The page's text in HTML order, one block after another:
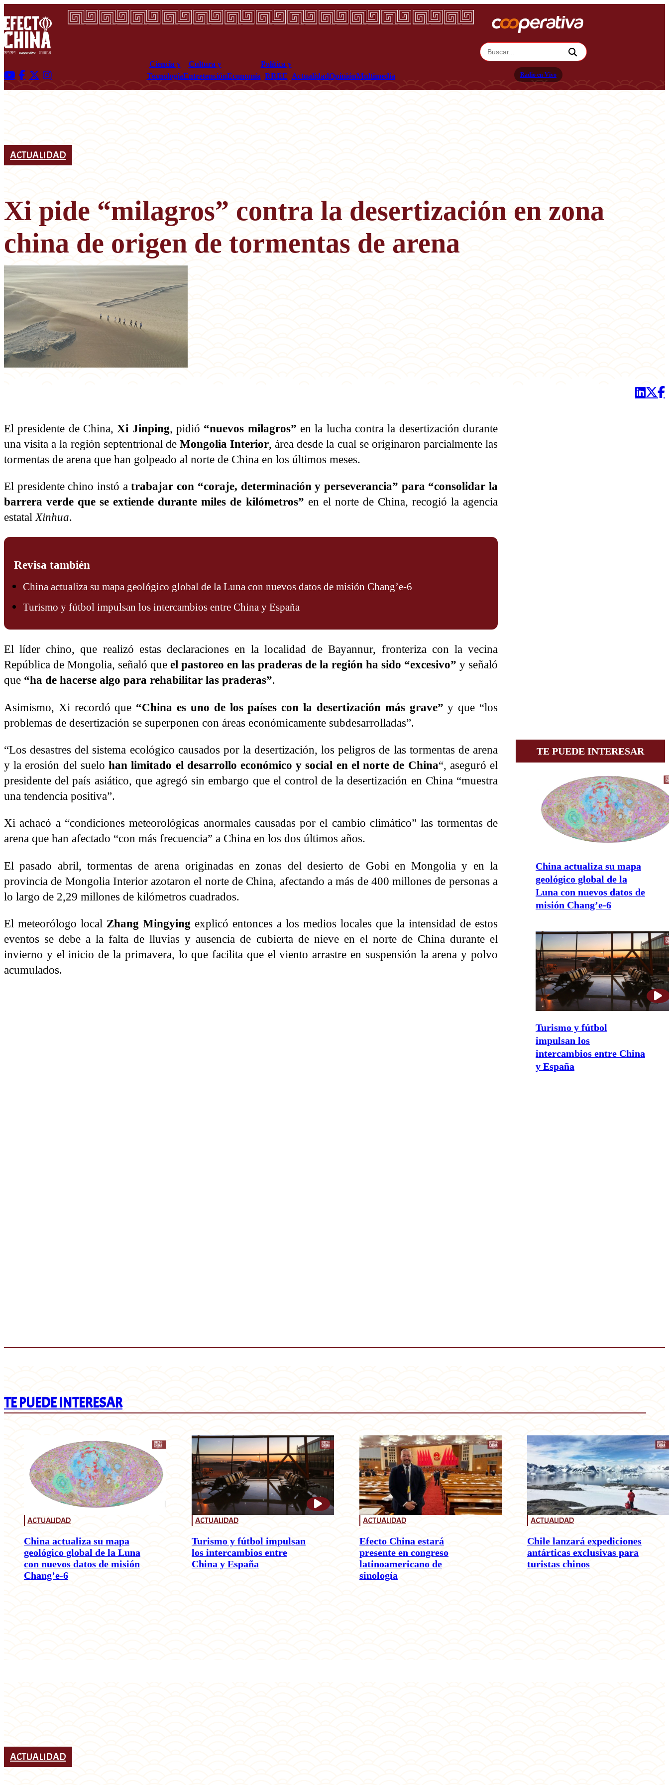
Ciencia y
Tecnología
Cultura y
EntretenciónEconomía
Política y
RREE ActualidadOpiniónMultimedia Radio en Vivo
ACTUALIDAD
Xi pide “milagros” contra la desertización en zona
china de origen de tormentas de arena
El presidente de China, Xi Jinping, pidió “nuevos milagros” en la lucha contra la desertización durante
una visita a la región septentrional de Mongolia Interior, área desde la cual se originaron parcialmente las
tormentas de arena que han golpeado al norte de China en los últimos meses.
El presidente chino instó atrabajar con “coraje, determinación y perseverancia” para “consolidar la
barrera verde que se extiende durante miles de kilómetros” en el norte de China, recogió la agencia
estatal Xinhua.
Revisa también
China actualiza su mapa geológico global de la Luna con nuevos datos de misión Chang’e-6
Turismo y fútbol impulsan los intercambios entre China y España
El líder chino, que realizó estas declaraciones en la localidad de Bayannur, fronteriza con la vecina
República de Mongolia, señaló que el pastoreo en las praderas de la región ha sido “excesivo” y señaló
que “ha de hacerse algo para rehabilitar las praderas”.
Asimismo, Xi recordó que “China es uno de los países con la desertización más grave” y que “los
problemas de desertización se superponen con áreas económicamente subdesarrolladas”.
“Los desastres del sistema ecológico causados ​​por la desertización, los peligros de las tormentas de arena
y la erosión del suelohan limitado el desarrollo económico y social en el norte de China“, aseguró el
presidente del país asiático, que agregó sin embargo que el control de la desertización en China “muestra
una tendencia positiva”.
Xi achacó a “condiciones meteorológicas anormales causadas por el cambio climático” las tormentas de
arena que han afectado “con más frecuencia” a China en los dos últimos años.
El pasado abril, tormentas de arena originadas en zonas del desierto de Gobi en Mongolia y en la
provincia de Mongolia Interior azotaron el norte de China, afectando a más de 400 millones de personas a
lo largo de 2,29 millones de kilómetros cuadrados.
El meteorólogo local Zhang Mingying explicó entonces a los medios locales que la intensidad de estos
eventos se debe a la falta de lluvias y ausencia de cubierta de nieve en el norte de China durante el
invierno y el inicio de la primavera, lo que facilita que el viento arrastre en suspensión la arena y polvo
acumulados.
TE PUEDE INTERESAR
China actualiza su mapa
geológico global de la
Luna con nuevos datos de
misión Chang’e-6
Turismo y fútbol
impulsan los
intercambios entre China
y España
TE PUEDE INTERESAR
ACTUALIDAD
China actualiza su mapa
geológico global de la Luna
con nuevos datos de misión
Chang’e-6
ACTUALIDAD
Turismo y fútbol impulsan
los intercambios entre
China y España
ACTUALIDAD
Efecto China estará
presente en congreso
latinoamericano de
sinología
ACTUALIDAD
Chile lanzará expediciones
antárticas exclusivas para
turistas chinos
ACTUALIDAD